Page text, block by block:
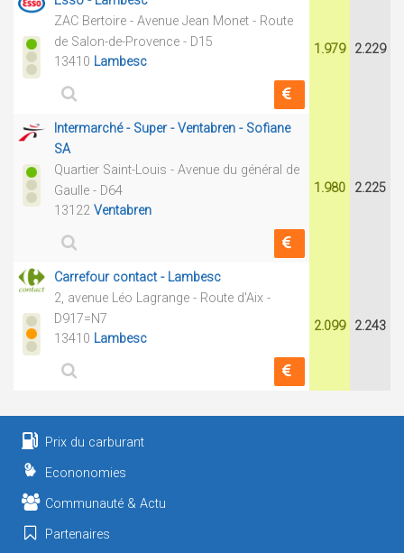
ZAC Bertoire - Avenue Jean Monet - Route
de Salon-de-Provence - D15
13410 Lambesc
1.979 2.229
Intermarché - Super - Ventabren - Sofiane
SA
Quartier Saint-Louis - Avenue du général de
Gaulle - D64
13122 Ventabren
1.980 2.225
Carrefour contact - Lambesc
2, avenue Léo Lagrange - Route d'Aix -
D917=N7
13410 Lambesc
2.099 2.243
Prix du carburant
Econonomies
Communauté & Actu
Partenaires